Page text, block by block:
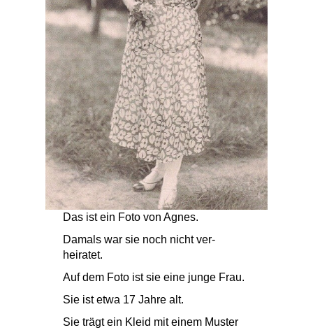
Das ist ein Foto von Agnes.
Damals war sie noch nicht ver-
heiratet.
Auf dem Foto ist sie eine junge Frau.
Sie ist etwa 17 Jahre alt.
Sie trägt ein Kleid mit einem Muster